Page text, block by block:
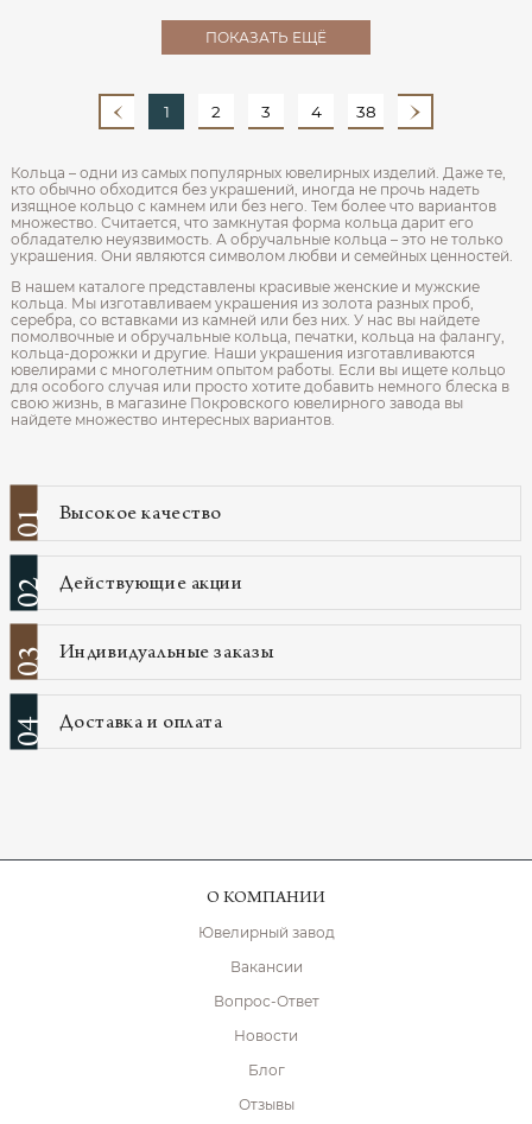
ПОКАЗАТЬ ЕЩЁ
1 2 3 4 38
Кольца – одни из самых популярных ювелирных изделий. Даже те,
кто обычно обходится без украшений, иногда не прочь надеть
изящное кольцо с камнем или без него. Тем более что вариантов
множество. Считается, что замкнутая форма кольца дарит его
обладателю неуязвимость. А обручальные кольца – это не только
украшения. Они являются символом любви и семейных ценностей.
В нашем каталоге представлены красивые женские и мужские
кольца. Мы изготавливаем украшения из золота разных проб,
серебра, со вставками из камней или без них. У нас вы найдете
помолвочные и обручальные кольца, печатки, кольца на фалангу,
кольца-дорожки и другие. Наши украшения изготавливаются
ювелирами с многолетним опытом работы. Если вы ищете кольцо
для особого случая или просто хотите добавить немного блеска в
свою жизнь, в магазине Покровского ювелирного завода вы
найдете множество интересных вариантов.
01 Высокое качество
02 Действующие акции
03 Индивидуальные заказы
04 Доставка и оплата
О КОМПАНИИ
Ювелирный завод
Вакансии
Вопрос-Ответ
Новости
Блог
Отзывы